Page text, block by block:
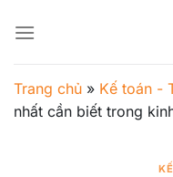
qua
dung
Trang chủ » Kế toán -
nhất cần biết trong